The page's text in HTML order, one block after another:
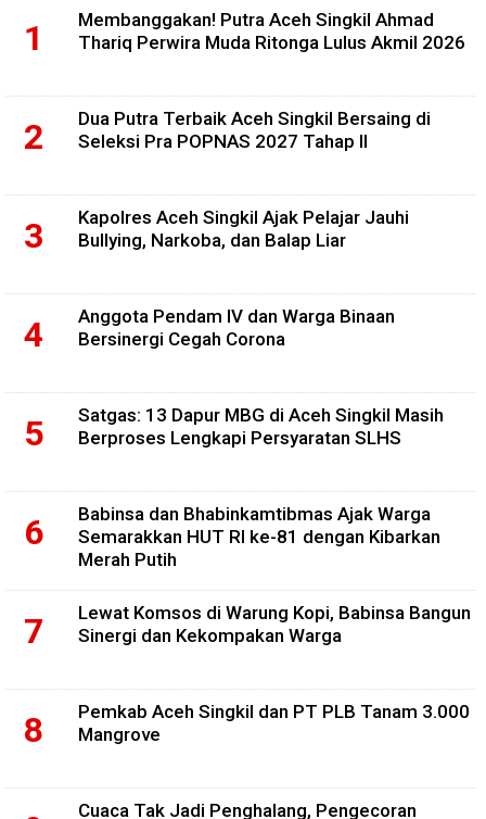
Membanggakan! Putra Aceh Singkil Ahmad
Thariq Perwira Muda Ritonga Lulus Akmil 2026
Dua Putra Terbaik Aceh Singkil Bersaing di
Seleksi Pra POPNAS 2027 Tahap II
Kapolres Aceh Singkil Ajak Pelajar Jauhi
Bullying, Narkoba, dan Balap Liar
Anggota Pendam IV dan Warga Binaan
Bersinergi Cegah Corona
Satgas: 13 Dapur MBG di Aceh Singkil Masih
Berproses Lengkapi Persyaratan SLHS
Babinsa dan Bhabinkamtibmas Ajak Warga
Semarakkan HUT RI ke-81 dengan Kibarkan
Merah Putih
Lewat Komsos di Warung Kopi, Babinsa Bangun
Sinergi dan Kekompakan Warga
Pemkab Aceh Singkil dan PT PLB Tanam 3.000
Mangrove
Cuaca Tak Jadi Penghalang, Pengecoran